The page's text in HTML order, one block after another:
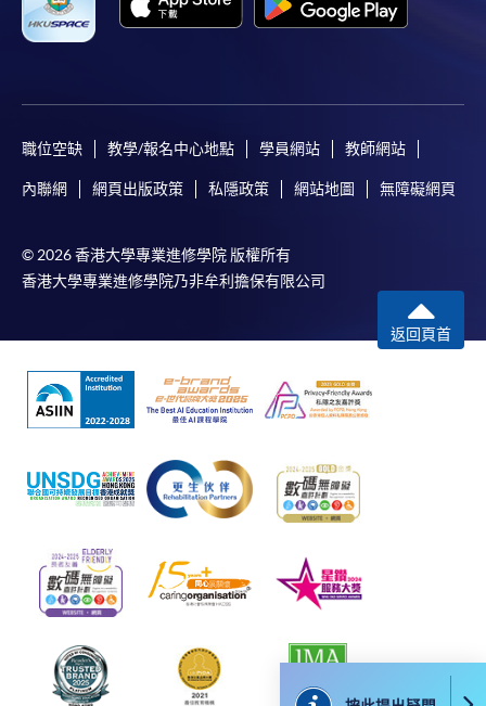
卻不能為這些資訊作出任何明確或隱含的保證。本學院尤其不
會保證下列各項：資訊並無侵犯版權，資訊可安全使用、資訊
因所導致的任何損失，一概不負責；上述原因包括：（1）由
款卡、智能卡或其他付款的設施時出現任何信息或資訊傳送的
來的任何信息或資訊中出現的疏忽、錯誤、誤差或遺漏；
（3）付款的網關在完成網上付款時出現的故障、失靈、或失
誤；（4）任何由付款的網關引起或與付款的網關相關的原
因，包括未獲授權進入、資料傳送的改動、任何非法行為等。
以上中文本純作參考之用，如內容與英文版本有任何歧義，一
切以英文版本為準。
1. 現金、「易辦事」（EPS）、微信支付
(WeChat Pay) 或支付寶(Alipay)
申請人可親臨學院任何一所報名中心，以現金、「易
辦事」、微信支付（WeChat Pay）或支付寶
（Alipay） 繳付學費。
職位空缺 教學/報名中心地點 學員網站 教師網站
內聯網 網頁出版政策 私隱政策 網站地圖 無障礙網頁
© 2026 香港大學專業進修學院 版權所有
香港大學專業進修學院乃非牟利擔保有限公司
返回頁首